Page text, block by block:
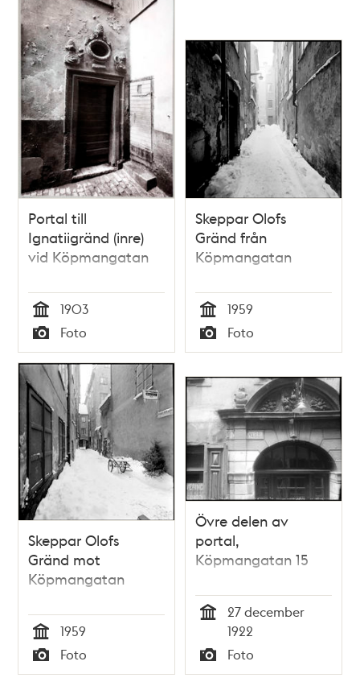
Portal till
Ignatiigränd (inre)
vid Köpmangatan
Tid
1903
Typ
Foto
Skeppar Olofs
Gränd från
Köpmangatan
Tid
1959
Typ
Foto
Skeppar Olofs
Gränd mot
Köpmangatan
Tid
1959
Typ
Foto
Övre delen av
portal,
Köpmangatan 15
27 december
1922
Typ
Foto